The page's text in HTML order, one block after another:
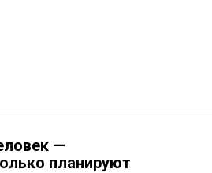
—
планируют